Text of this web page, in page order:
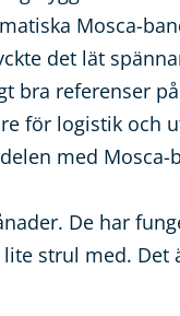
Mosca-
det lät
bra referenser
för logistik och
med
De har
strul med. Det